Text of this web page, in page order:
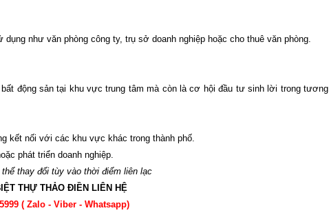
như văn phòng công ty, trụ sở doanh nghiệp hoặc cho thuê văn phòng.
động sản tại khu vực trung tâm mà còn là cơ hội đầu tư sinh lời trong tương
kết nối với các khu vực khác trong thành phố.
phát triển doanh nghiệp.
thay đổi tùy vào thời điểm liên lạc
THỰ THẢO ĐIỀN LIÊN HỆ
( Zalo - Viber - Whatsapp)